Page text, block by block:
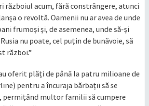
războiul acum, fără constrângere, atunci
o revoltă. Oamenii nu ar avea de unde
frumoși și, de asemenea, unde să-și
nu poate, cel puțin de bunăvoie, să
război.”
oferit plăți de până la patru milioane de
pentru a încuraja bărbații să se
permițând multor familii să cumpere